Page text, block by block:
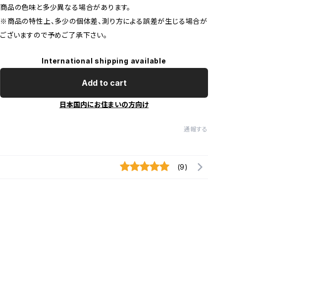
商品の色味と多少異なる場合があります。
※商品の特性上、多少の個体差、測り方による誤差が生じる場合が
ございますので予めご了承下さい。
International shipping available
Add to cart
日本国内にお住まいの方向け
通報する
(9)